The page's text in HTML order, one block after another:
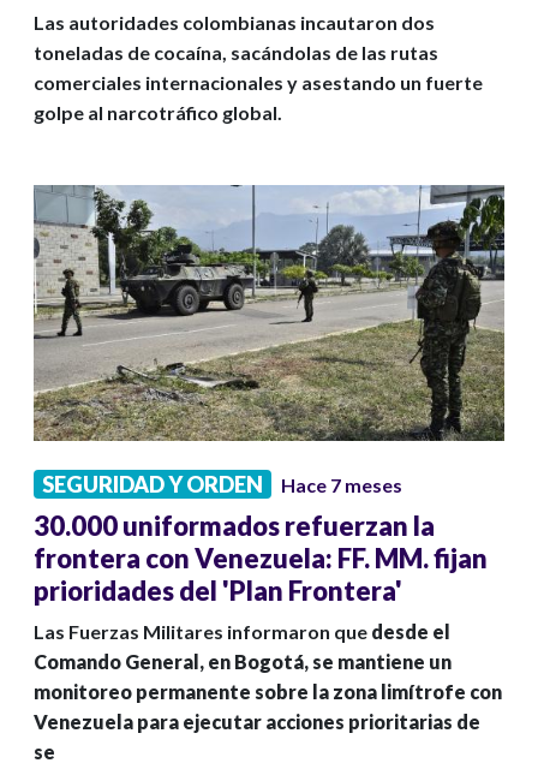
Las autoridades colombianas incautaron dos
toneladas de cocaína, sacándolas de las rutas
comerciales internacionales y asestando un fuerte
golpe al narcotráfico global.
SEGURIDAD Y ORDEN Hace 7 meses
30.000 uniformados refuerzan la
frontera con Venezuela: FF. MM. fijan
prioridades del 'Plan Frontera'
Las Fuerzas Militares informaron que desde el
Comando General, en Bogotá, se mantiene un
monitoreo permanente sobre la zona limítrofe con
Venezuela para ejecutar acciones prioritarias de
se